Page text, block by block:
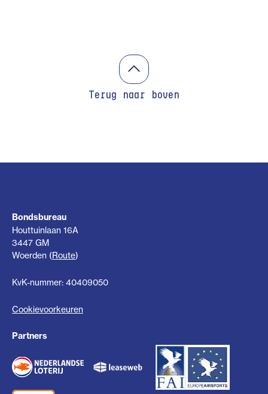
Terug naar boven
Bondsbureau
Houttuinlaan 16A
3447 GM
Woerden (Route)
KvK-nummer: 40409050
Cookievoorkeuren
Partners